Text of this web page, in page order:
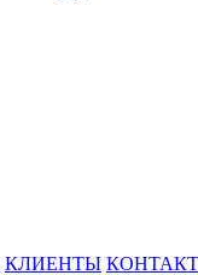
КЛИЕНТЫ